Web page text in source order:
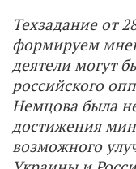
Техзадание от
формируем
деятели могут
российского
Немцова была
достижения
возможного